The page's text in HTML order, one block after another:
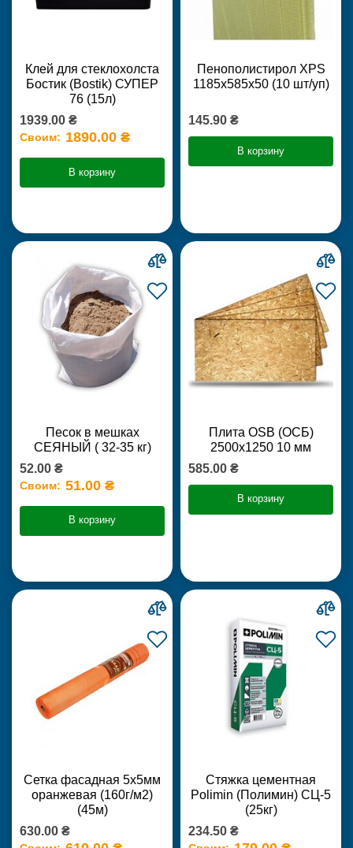
Клей для стеклохолста
Бостик (Bostik) СУПЕР
76 (15л)
1939.00 ₴
Своим: 1890.00 ₴
В корзину
Пенополистирол XPS
1185х585х50 (10 шт/уп)
145.90 ₴
В корзину
Песок в мешках
СЕЯНЫЙ ( 32-35 кг)
52.00 ₴
Своим: 51.00 ₴
В корзину
Плита OSB (ОСБ)
2500х1250 10 мм
585.00 ₴
В корзину
Сетка фасадная 5х5мм
оранжевая (160г/м2)
(45м)
630.00 ₴
Стяжка цементная
Polimin (Полимин) СЦ-5
(25кг)
234.50 ₴